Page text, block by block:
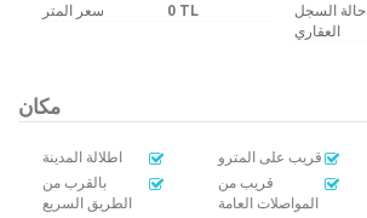
سعر المتر
0 TL
حالة السجل
العقاري
مكان
اطلالة المدينة
قريب على المترو
بالقرب من
الطريق السريع
قريب من
المواصلات العامة